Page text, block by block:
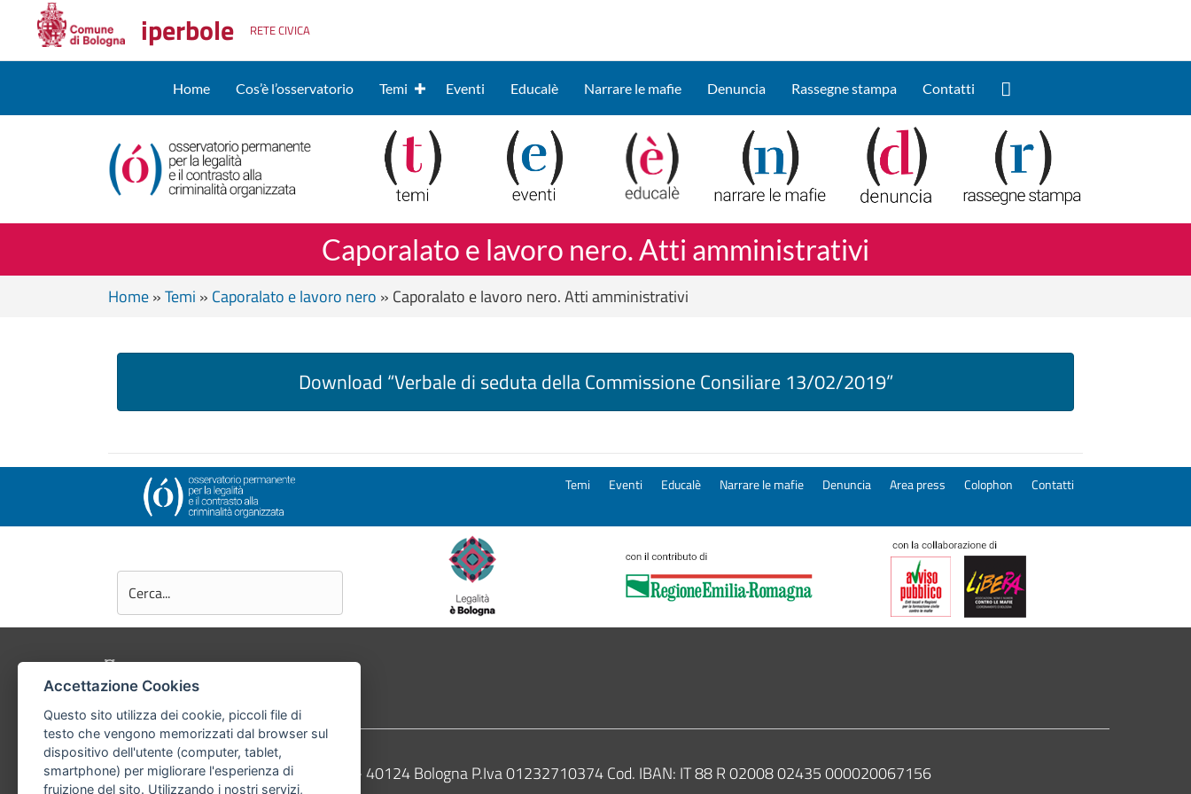
iperbole RETE CIVICA
Home Cos’è l’osservatorio Temi Eventi Educalè Narrare le mafie Denuncia Rassegne stampa Contatti
Caporalato e lavoro nero. Atti amministrativi
Home»Temi » Caporalato e lavoro nero » Caporalato e lavoro nero. Atti amministrativi
Download “Verbale di seduta della Commissione Consiliare 13/02/2019”
Temi Eventi Educalè Narrare le mafie Denuncia Area press Colophon Contatti
Pié di pagina di Comune di Bologna
Contatti
Comune di Bologna, Piazza Maggiore, 6 - 40124 Bologna P.Iva 01232710374 Cod. IBAN: IT 88 R 02008 02435 000020067156
Accettazione Cookies
Questo sito utilizza dei cookie, piccoli file di
testo che vengono memorizzati dal browser sul
dispositivo dell'utente (computer, tablet,
smartphone) per migliorare l'esperienza di
fruizione del sito. Utilizzando i nostri servizi,